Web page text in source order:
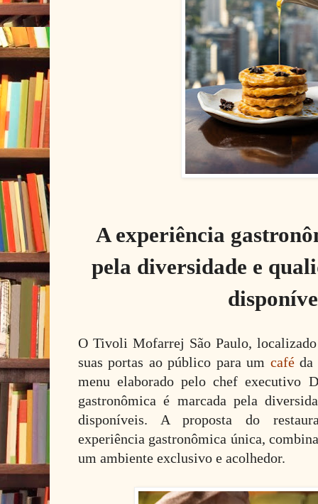
A experiência
pela diversidade e
O Tivoli Mofarrej São Paulo,
suas portas ao público para um caféda
menu elaborado pelo chef executivo
gastronômica é marcada pela
disponíveis. A proposta do
experiência gastronômica única,
um ambiente exclusivo e acolhedor.